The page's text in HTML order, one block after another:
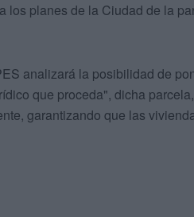
los planes de la Ciudad de la
analizará la posibilidad de
que proceda", dicha
garantizando que las